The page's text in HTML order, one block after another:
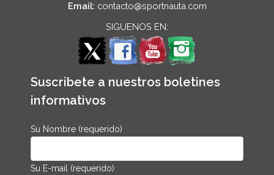
Email: contacto@sportnauta.com
SIGUENOS EN:
Suscribete a nuestros boletines
informativos
Su Nombre (requerido)
Su E-mail (requerido)